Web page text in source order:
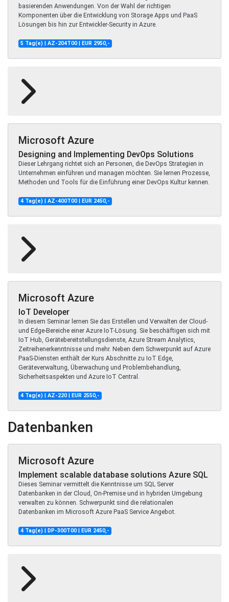
basierenden Anwendungen. Von der Wahl der richtigen
Komponenten über die Entwicklung von Storage Apps und PaaS
Lösungen bis hin zur Entwickler-Security in Azure.
5 Tag(e) | AZ-204T00 | EUR 2950,-
Microsoft Azure
Designing and Implementing DevOps Solutions
Dieser Lehrgang richtet sich an Personen, die DevOps Strategien in
Unternehmen einführen und managen möchten. Sie lernen Prozesse,
Methoden und Tools für die Einführung einer DevOps Kultur kennen.
4 Tag(e) | AZ-400T00 | EUR 2450,-
Microsoft Azure
IoT Developer
In diesem Seminar lernen Sie das Erstellen und Verwalten der Cloud-
und Edge-Bereiche einer Azure IoT-Lösung. Sie beschäftigen sich mit
IoT Hub, Gerätebereitstellungsdienste, Azure Stream Analytics,
Zeitreihenerkenntnisse und mehr. Neben dem Schwerpunkt auf Azure
PaaS-Diensten enthält der Kurs Abschnitte zu IoT Edge,
Geräteverwaltung, Überwachung und Problembehandlung,
Sicherheitsaspekten und Azure IoT Central.
4 Tag(e) | AZ-220 | EUR 2550,-
Datenbanken
Microsoft Azure
Implement scalable database solutions Azure SQL
Dieses Seminar vermittelt die Kenntnisse um SQL Server
Datenbanken in der Cloud, On-Premise und in hybriden Umgebung
verwalten zu können. Schwerpunkt sind die relationalen
Datenbanken im Microsoft Azure PaaS Service Angebot.
4 Tag(e) | DP-300T00 | EUR 2450,-